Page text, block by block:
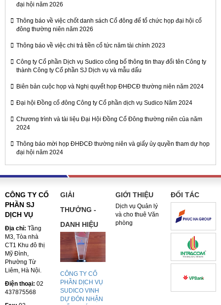
đại hội năm 2026
Thông báo về việc chốt danh sách Cổ đông để tổ chức họp đại hội cổ
đông thường niên năm 2026
Thông báo về việc chi trả tiền cổ tức năm tài chính 2023
Công ty Cổ phần Dịch vụ Sudico công bố thông tin thay đổi tên Công ty
thành Công ty Cổ phần SJ Dịch vụ và mẫu dấu
Biên bản cuộc họp và Nghị quyết họp ĐHĐCĐ thường niên năm 2024
Đại hội Đồng cổ đông Công ty Cổ phần dịch vụ Sudico Năm 2024
Chương trình và tài liệu Đại Hội Đồng Cổ Đông thường niên của năm
2024
Thông báo mời họp ĐHĐCĐ thường niên và giấy ủy quyền tham dự họp
đại hội năm 2024
CÔNG TY CỔ
PHẦN SJ
DỊCH VỤ
Địa chỉ: Tầng
M3, Tòa nhà
CT1 Khu đô thị
Mỹ Đình,
Phường Từ
Liêm, Hà Nội.
Điện thoại: 02
437875568
GIẢI
THƯỞNG -
DANH HIỆU
CÔNG TY CỔ
PHẦN DỊCH VỤ
SUDICO VINH
DỰ ĐÓN NHẬN
GIỚI THIỆU
Dịch vụ Quản lý
và cho thuê Văn
phòng
ĐỐI TÁC